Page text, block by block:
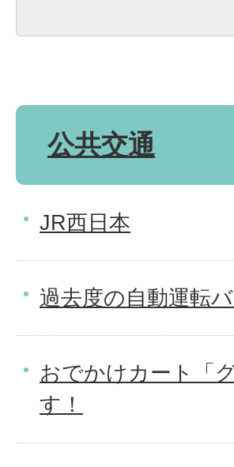
公共交通
JR西日本
過去度の自動運転
おでかけカート「
す！